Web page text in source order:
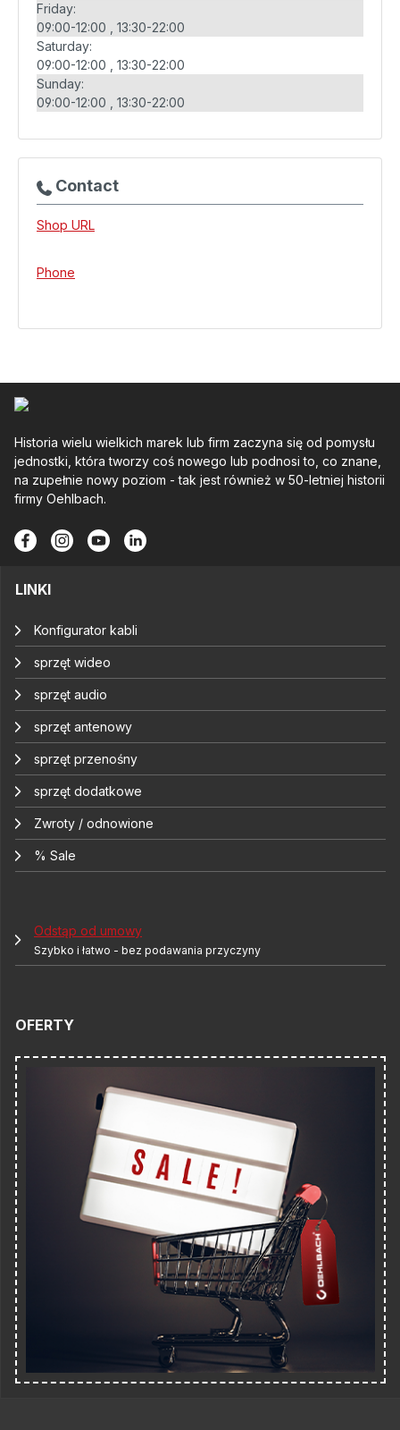
Friday:
09:00-12:00
13:30-22:00
Saturday:
09:00-12:00
13:30-22:00
Sunday:
09:00-12:00
13:30-22:00
Contact
Shop URL
Phone
Historia wielu wielkich marek lub firm zaczyna się od pomysłu
jednostki, która tworzy coś nowego lub podnosi to, co znane,
na zupełnie nowy poziom - tak jest również w 50-letniej historii
firmy Oehlbach.
LINKI
Konfigurator kabli
sprzęt wideo
sprzęt audio
sprzęt antenowy
sprzęt przenośny
sprzęt dodatkowe
Zwroty / odnowione
% Sale
Odstąp od umowy
Szybko i łatwo - bez podawania przyczyny
OFERTY